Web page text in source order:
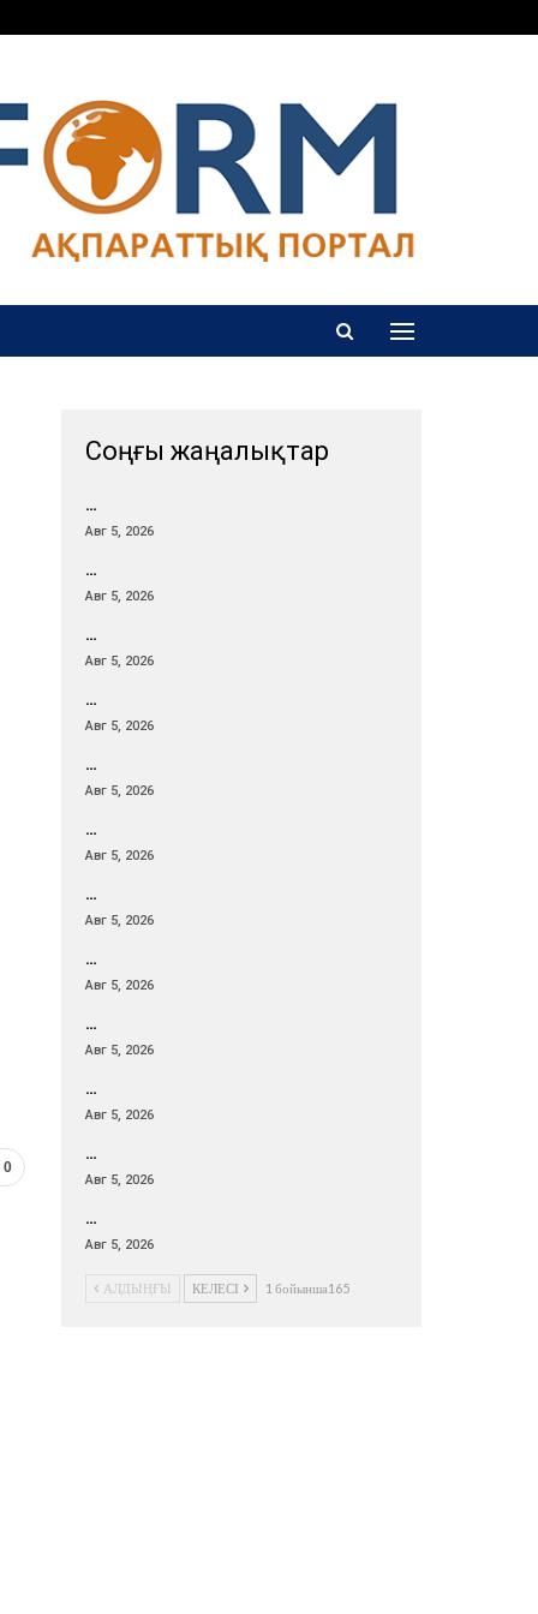
0
Соңғы жаңалықтар
…
Авг 5, 2026
…
Авг 5, 2026
…
Авг 5, 2026
…
Авг 5, 2026
…
Авг 5, 2026
…
Авг 5, 2026
…
Авг 5, 2026
…
Авг 5, 2026
…
Авг 5, 2026
…
Авг 5, 2026
…
Авг 5, 2026
…
Авг 5, 2026
АЛДЫҢҒЫ КЕЛЕСІ 1 бойынша165